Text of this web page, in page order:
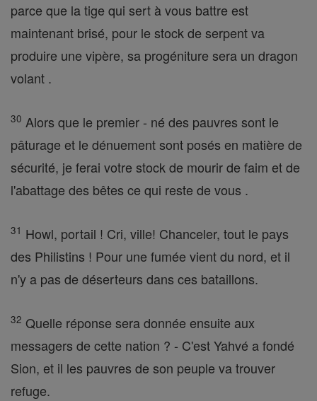
parce que la tige qui sert à vous battre est
maintenant brisé, pour le stock de serpent va
produire une vipère, sa progéniture sera un dragon
volant .
30 Alors que le premier - né des pauvres sont le
pâturage et le dénuement sont posés en matière de
sécurité, je ferai votre stock de mourir de faim et de
l'abattage des bêtes ce qui reste de vous .
31 Howl, portail ! Cri, ville! Chanceler, tout le pays
des Philistins ! Pour une fumée vient du nord, et il
n'y a pas de déserteurs dans ces bataillons.
32 Quelle réponse sera donnée ensuite aux
messagers de cette nation ? - C'est Yahvé a fondé
Sion, et il les pauvres de son peuple va trouver
refuge.